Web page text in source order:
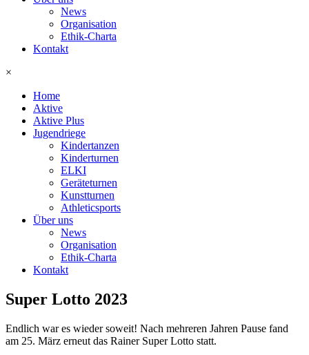
News
Organisation
Ethik-Charta
Kontakt
×
Home
Aktive
Aktive Plus
Jugendriege
Kindertanzen
Kinderturnen
ELKI
Geräteturnen
Kunstturnen
Athleticsports
Über uns
News
Organisation
Ethik-Charta
Kontakt
Super Lotto 2023
Endlich war es wieder soweit! Nach mehreren Jahren Pause fand
am 25. März erneut das Rainer Super Lotto statt.